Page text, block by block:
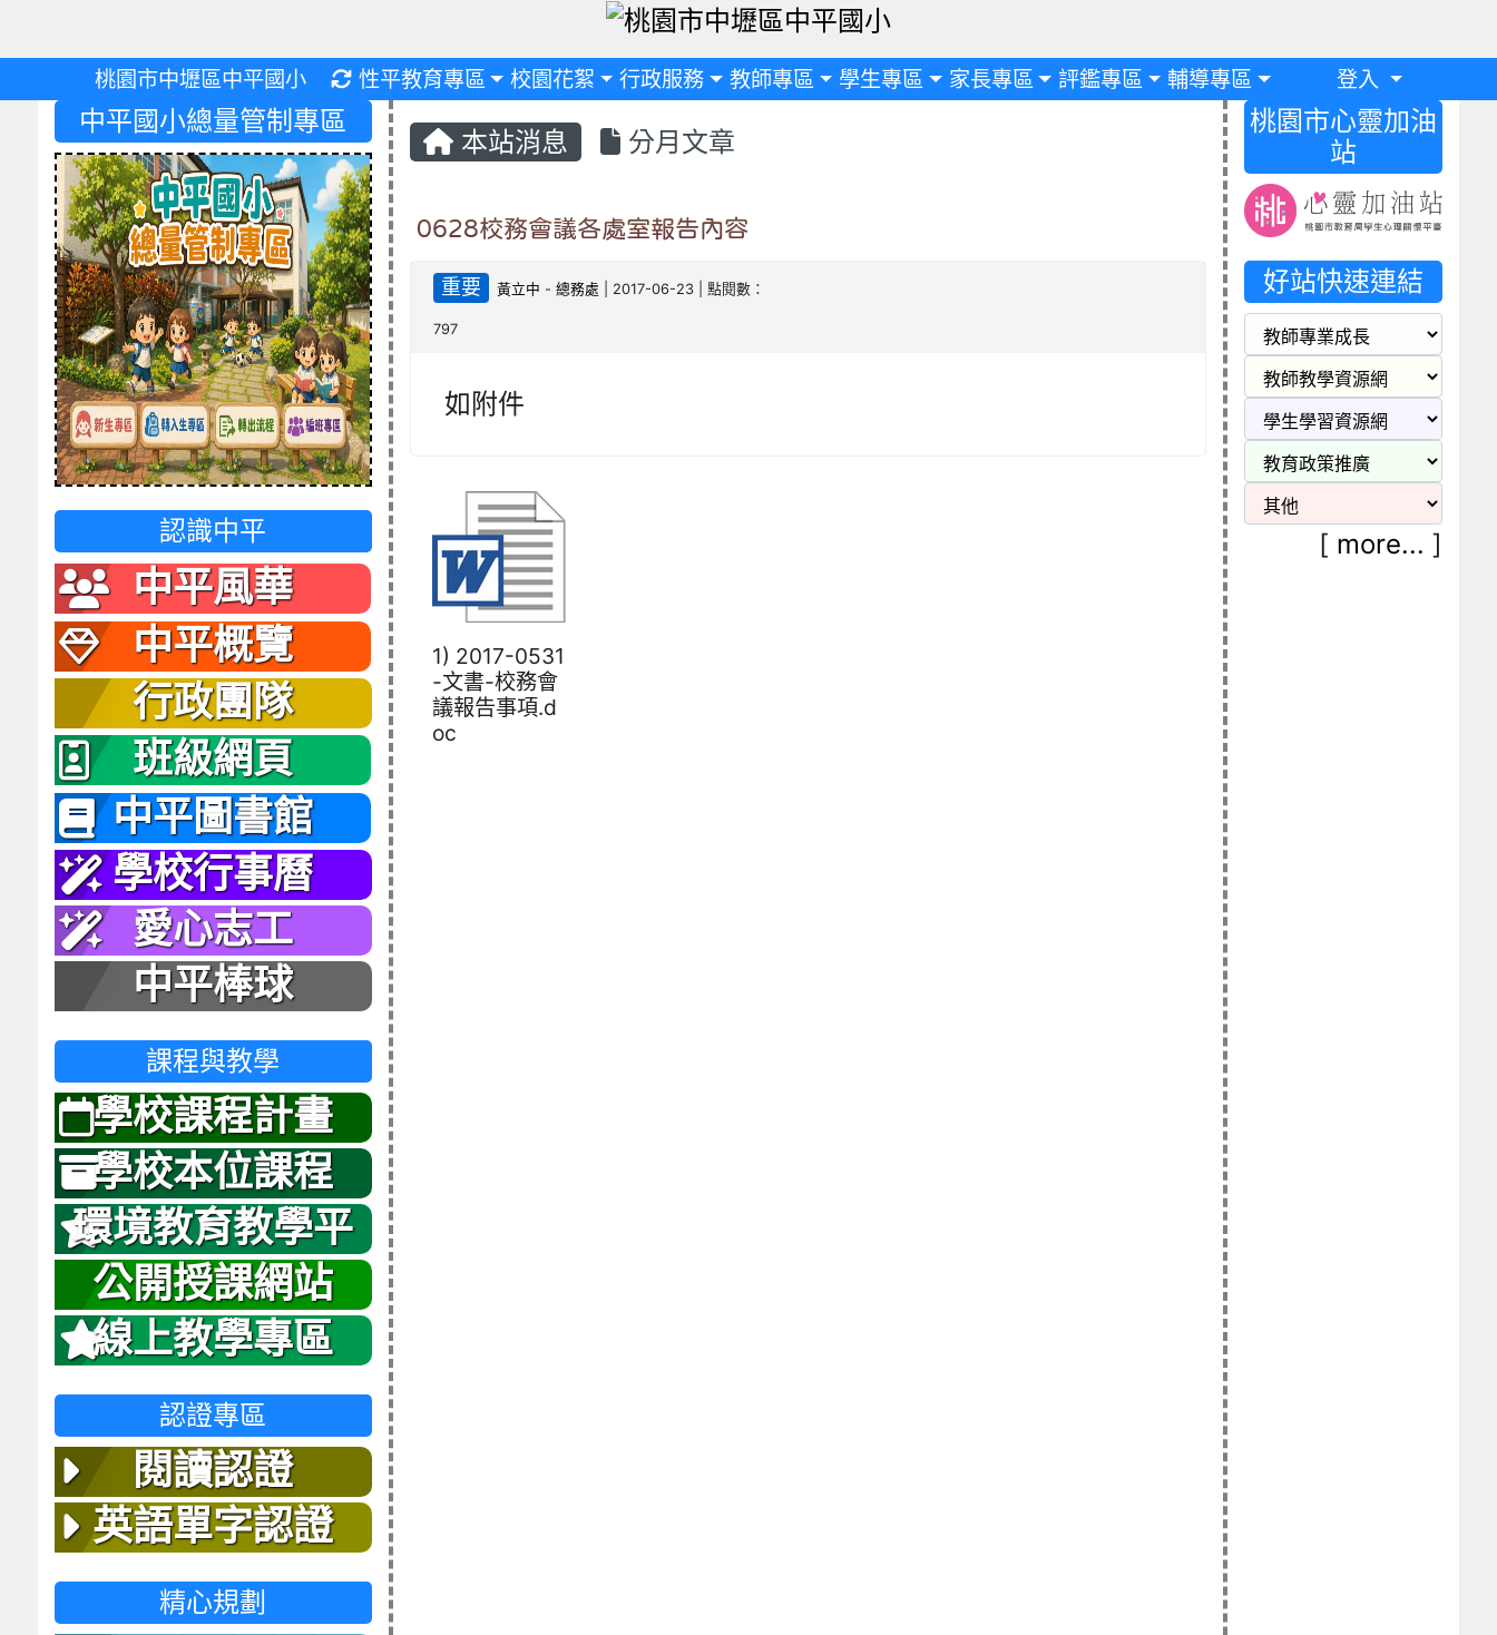
桃園市中壢區中平國小 重新取得佈景設定
性平教育專區 校園花絮 行政服務 教師專區 學生專區 家長專區 評鑑專區 輔導專區 登入
本站消息 分月文章
0628校務會議各處室報告內容
重要 黃立中 -總務處 | 2017-06-23 | 點閱數：
797
如附件
1) 2017-0531
-文書-校務會
議報告事項.d
oc
中平國小總量管制專區
認識中平
中平風華
中平概覽
行政團隊
班級網頁
中平圖書館
學校行事曆
愛心志工
中平棒球
課程與教學
學校課程計畫
學校本位課程
環境教育教學平
台
公開授課網站
線上教學專區
認證專區
閱讀認證
英語單字認證
精心規劃
桃園市心靈加油
站
好站快速連結
[ more... ]